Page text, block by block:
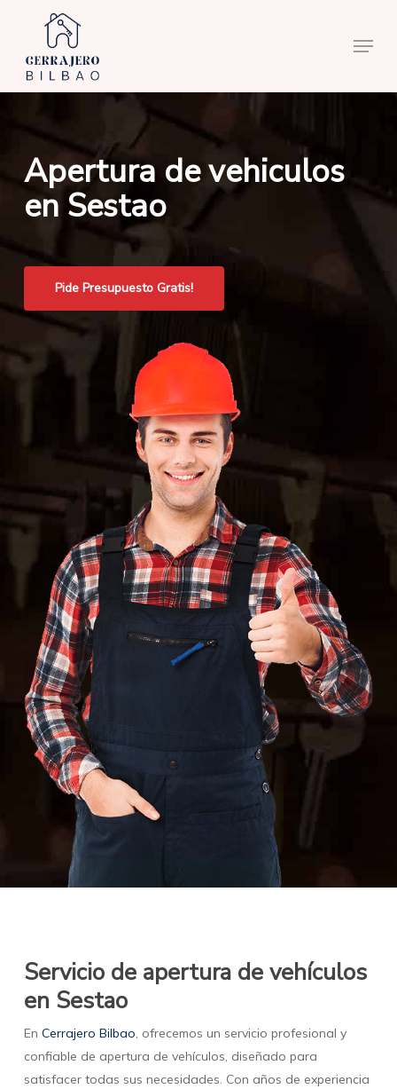
main
content
Menu
Apertura de vehiculos
en Sestao
Pide Presupuesto Gratis!
Servicio de apertura de vehículos
en Sestao
En Cerrajero Bilbao, ofrecemos un servicio profesional y
confiable de apertura de vehículos, diseñado para
satisfacer todas sus necesidades. Con años de experiencia